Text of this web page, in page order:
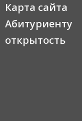
Карта сайта
Абитуриенту
открытость